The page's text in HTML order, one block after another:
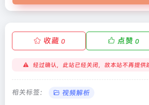
收藏 0 点赞 0
经过确认，此站已经关闭，故本站不再提供
相关标签： 视频解析